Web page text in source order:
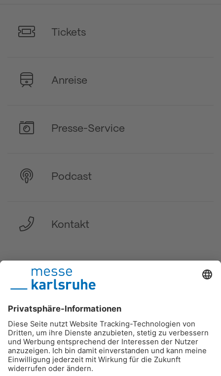
Tickets
Anreise
Presse-Service
Podcast
Kontakt
DE
Messe Karlsruhe
Impressum
Datenschutz